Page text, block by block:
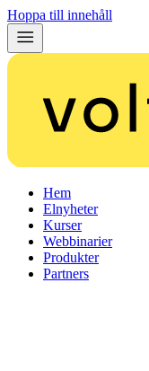
Hoppa till innehåll
Hem
Elnyheter
Kurser
Webbinarier
Produkter
Partners